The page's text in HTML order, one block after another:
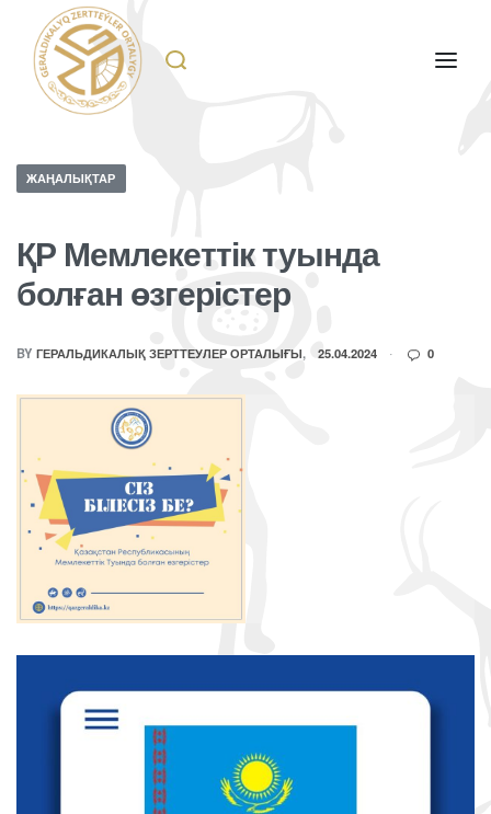
ЖАҢАЛЫҚТАР
ҚР Мемлекеттік туында
болған өзгерістер
BY ГЕРАЛЬДИКАЛЫҚ ЗЕРТТЕУЛЕР ОРТАЛЫҒЫ 25.04.2024 0